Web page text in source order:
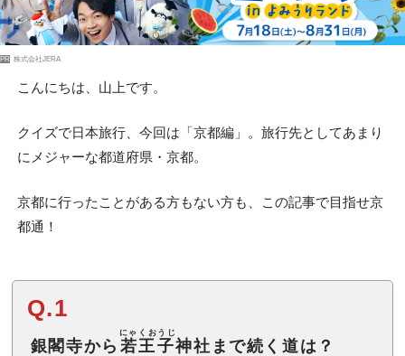
PR 株式会社JERA
こんにちは、山上です。
クイズで日本旅行、今回は「京都編」。旅行先としてあまり
にメジャーな都道府県・京都。
京都に行ったことがある方もない方も、この記事で目指せ京
都通！
Q.1
銀閣寺から 若王子
にゃくおうじ
神社まで続く道は？